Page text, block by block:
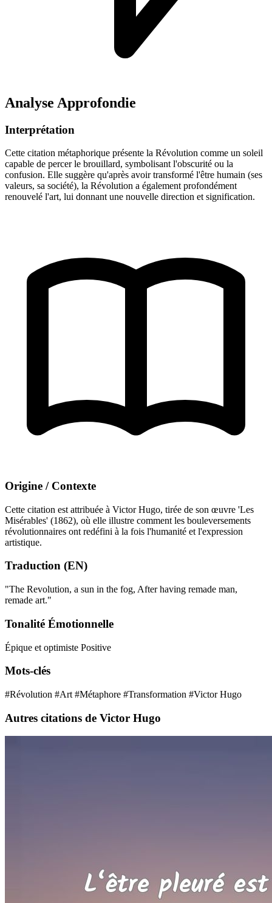
Analyse Approfondie
Interprétation
Cette citation métaphorique présente la Révolution comme un soleil
capable de percer le brouillard, symbolisant l'obscurité ou la
confusion. Elle suggère qu'après avoir transformé l'être humain (ses
valeurs, sa société), la Révolution a également profondément
renouvelé l'art, lui donnant une nouvelle direction et signification.
Origine / Contexte
Cette citation est attribuée à Victor Hugo, tirée de son œuvre 'Les
Misérables' (1862), où elle illustre comment les bouleversements
révolutionnaires ont redéfini à la fois l'humanité et l'expression
artistique.
Traduction (EN)
"The Revolution, a sun in the fog, After having remade man,
remade art."
Tonalité Émotionnelle
Épique et optimiste Positive
Mots-clés
#Révolution #Art #Métaphore #Transformation #Victor Hugo
Autres citations de Victor Hugo